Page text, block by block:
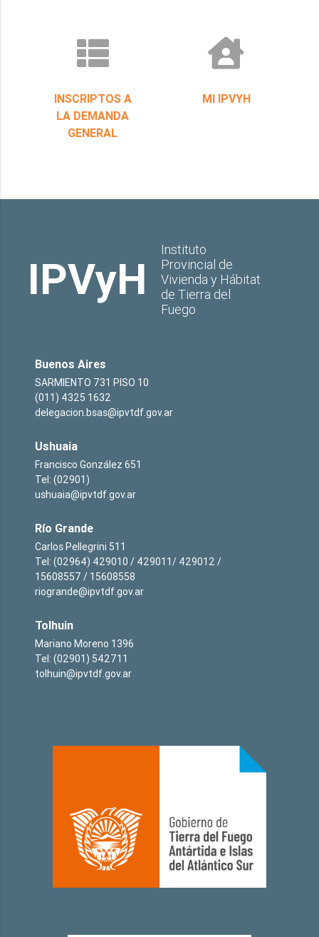
INSCRIPTOS A
LA DEMANDA
GENERAL
MI IPVYH
IPVyH
Instituto
Provincial de
Vivienda y Hábitat
de Tierra del
Fuego
Buenos Aires
SARMIENTO 731 PISO 10
(011) 4325 1632
delegacion.bsas@ipvtdf.gov.ar
Ushuaia
Francisco González 651
Tel: (02901)
ushuaia@ipvtdf.gov.ar
Río Grande
Carlos Pellegrini 511
Tel: (02964) 429010 / 429011/ 429012 /
15608557 / 15608558
riogrande@ipvtdf.gov.ar
Tolhuin
Mariano Moreno 1396
Tel: (02901) 542711
tolhuin@ipvtdf.gov.ar